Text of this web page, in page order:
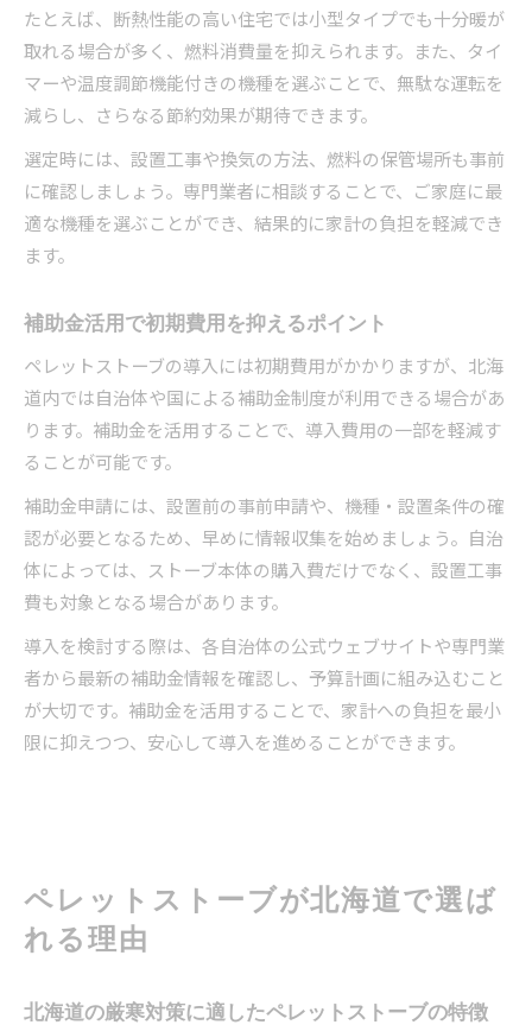
たとえば、断熱性能の高い住宅では小型タイプでも十分暖が
取れる場合が多く、燃料消費量を抑えられます。また、タイ
マーや温度調節機能付きの機種を選ぶことで、無駄な運転を
減らし、さらなる節約効果が期待できます。
選定時には、設置工事や換気の方法、燃料の保管場所も事前
に確認しましょう。専門業者に相談することで、ご家庭に最
適な機種を選ぶことができ、結果的に家計の負担を軽減でき
ます。
補助金活用で初期費用を抑えるポイント
ペレットストーブの導入には初期費用がかかりますが、北海
道内では自治体や国による補助金制度が利用できる場合があ
ります。補助金を活用することで、導入費用の一部を軽減す
ることが可能です。
補助金申請には、設置前の事前申請や、機種・設置条件の確
認が必要となるため、早めに情報収集を始めましょう。自治
体によっては、ストーブ本体の購入費だけでなく、設置工事
費も対象となる場合があります。
導入を検討する際は、各自治体の公式ウェブサイトや専門業
者から最新の補助金情報を確認し、予算計画に組み込むこと
が大切です。補助金を活用することで、家計への負担を最小
限に抑えつつ、安心して導入を進めることができます。
ペレットストーブが北海道で選ば
れる理由
北海道の厳寒対策に適したペレットストーブの特徴